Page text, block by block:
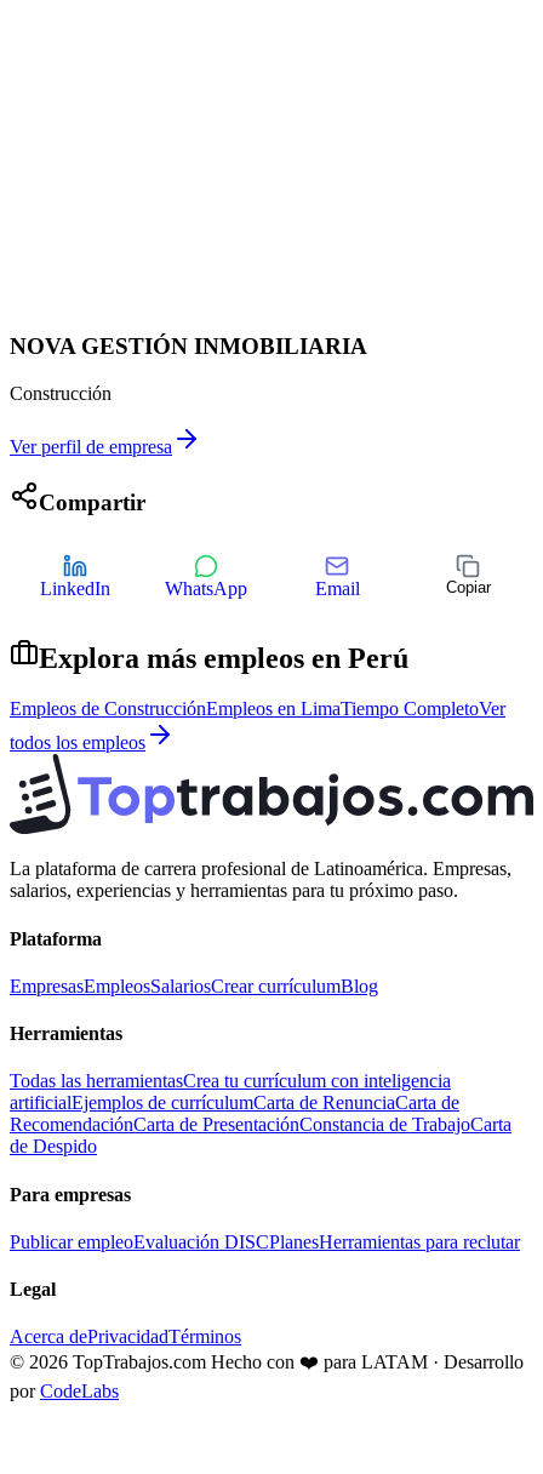
NOVA GESTIÓN INMOBILIARIA
Construcción
Ver perfil de empresa
Compartir
LinkedIn WhatsApp Email Copiar
Explora más empleos en Perú
Empleos de ConstrucciónEmpleos en LimaTiempo CompletoVer
todos los empleos
La plataforma de carrera profesional de Latinoamérica. Empresas,
salarios, experiencias y herramientas para tu próximo paso.
Plataforma
EmpresasEmpleosSalariosCrear currículumBlog
Herramientas
Todas las herramientasCrea tu currículum con inteligencia
artificialEjemplos de currículumCarta de RenunciaCarta de
RecomendaciónCarta de PresentaciónConstancia de TrabajoCarta
de Despido
Para empresas
Publicar empleoEvaluación DISCPlanesHerramientas para reclutar
Legal
Acerca dePrivacidadTérminos
© 2026 TopTrabajos.com Hecho con ❤️ para LATAM · Desarrollo
por CodeLabs